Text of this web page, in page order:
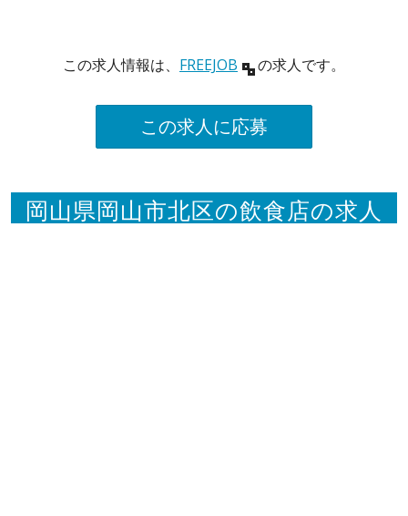
この求人情報は、 FREEJOB の求人です。
この求人に応募
岡山県岡山市北区の飲食店の求人